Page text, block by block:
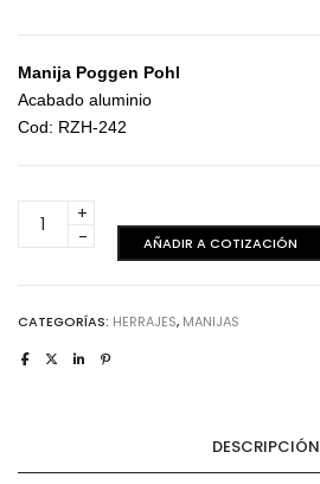
Manija Poggen Pohl
Acabado aluminio
Cod: RZH-242
aluminio
AÑADIR A COTIZACIÓN
CATEGORÍAS: HERRAJES, MANIJAS
DESCRIPCIÓN